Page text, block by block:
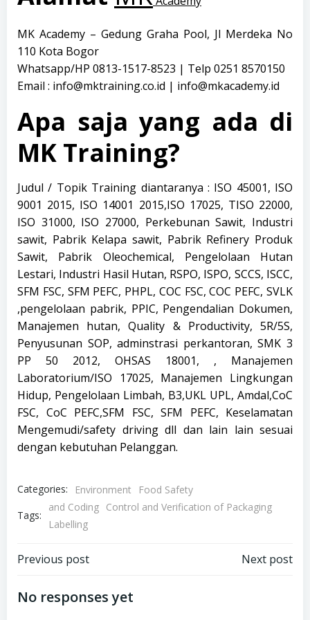
MK Academy – Gedung Graha Pool, Jl Merdeka No
110 Kota Bogor
Whatsapp/HP 0813-1517-8523 | Telp 0251 8570150
Email : info@mktraining.co.id | info@mkacademy.id
Apa saja yang ada di
MK Training?
Judul / Topik Training diantaranya : ISO 45001, ISO
9001 2015, ISO 14001 2015,ISO 17025, TISO 22000,
ISO 31000, ISO 27000, Perkebunan Sawit, Industri
sawit, Pabrik Kelapa sawit, Pabrik Refinery Produk
Sawit, Pabrik Oleochemical, Pengelolaan Hutan
Lestari, Industri Hasil Hutan, RSPO, ISPO, SCCS, ISCC,
SFM FSC, SFM PEFC, PHPL, COC FSC, COC PEFC, SVLK
,pengelolaan pabrik, PPIC, Pengendalian Dokumen,
Manajemen hutan, Quality & Productivity, 5R/5S,
Penyusunan SOP, adminstrasi perkantoran, SMK 3
PP 50 2012, OHSAS 18001, , Manajemen
Laboratorium/ISO 17025, Manajemen Lingkungan
Hidup, Pengelolaan Limbah, B3,UKL UPL, Amdal,CoC
FSC, CoC PEFC,SFM FSC, SFM PEFC, Keselamatan
Mengemudi/safety driving dll dan lain lain sesuai
dengan kebutuhan Pelanggan.
Categories: Environment
Food Safety
Tags:
and Coding Control and Verification of Packaging
Labelling
Post
navigation
Previous post Next post
No responses yet